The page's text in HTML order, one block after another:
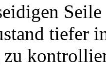
tiefer